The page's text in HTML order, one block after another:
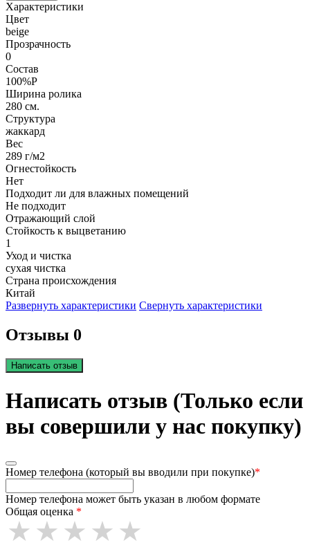
Характеристики
Цвет
beige
Прозрачность
0
Состав
100%P
Ширина ролика
280 см.
Структура
жаккард
Вес
289 г/м2
Огнестойкость
Нет
Подходит ли для влажных помещений
Не подходит
Отражающий слой
Стойкость к выцветанию
1
Уход и чистка
сухая чистка
Страна происхождения
Китай
Развернуть характеристики Свернуть характеристики
Отзывы 0
Написать отзыв
Написать отзыв (Только если
вы совершили у нас покупку)
Номер телефона (который вы вводили при покупке)*
Номер телефона может быть указан в любом формате
Общая оценка *